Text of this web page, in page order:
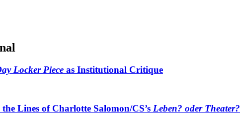
Locker Piece as Institutional Critique
Lines of Charlotte Salomon/CS’s Leben? oder Theater?